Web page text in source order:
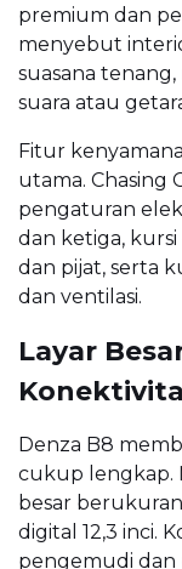
premium dan
menyebut
suasana
suara atau
Fitur
utama. Chasing
pengaturan
dan ketiga,
dan pijat, serta
dan ventilasi.
Layar
Denza B8
cukup lengkap.
besar
digital 12,3 inci.
pengemudi